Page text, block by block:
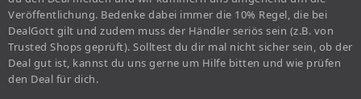
Veröffentlichung. Bedenke dabei immer die 10% Regel, die bei
DealGott gilt und zudem muss der Händler seriös sein (z.B. von
Trusted Shops geprüft). Solltest du dir mal nicht sicher sein, ob der
Deal gut ist, kannst du uns gerne um Hilfe bitten und wie prüfen
den Deal für dich.